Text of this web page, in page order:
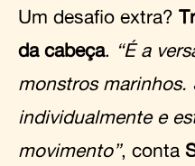
Um desafio extra?
da cabeça. “É a
monstros marinhos.
individualmente e
movimento”, conta